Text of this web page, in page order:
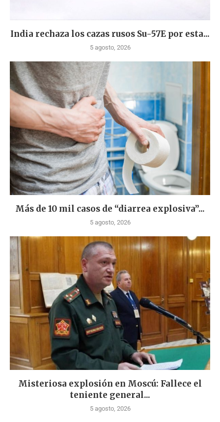
India rechaza los cazas rusos Su-57E por esta...
5 agosto, 2026
Más de 10 mil casos de “diarrea explosiva”...
5 agosto, 2026
Misteriosa explosión en Moscú: Fallece el
teniente general...
5 agosto, 2026